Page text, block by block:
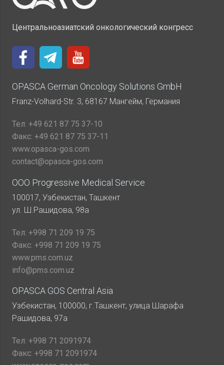
Центральноазиатский онкологический конгресс
OPASCA German Oncology Solutions GmbH
Franz-Volhard-Str. 3, 68167 Мангейм, Германия
Тел: +49 621 87 75 37-10
Факс: +49 621 87 75 37-11
www.opasca-gos.com
contact@opasca-gos.com
ООО Progressive Medical Service
100017, Узбекистан, Ташкент
ул. Ш.Рашидова, 98а
Тел: +998 71 209 19 75
Факс: +998 71 209 19 75
www.pms.com.uz
info@pms.com.uz
OPASCA GOS Central Asia
Узбекистан, 100000, г.Ташкент, улица Шарафа
Рашидова, 97а
Тел: +998 71 2091974
Факс: +998 71 2091974